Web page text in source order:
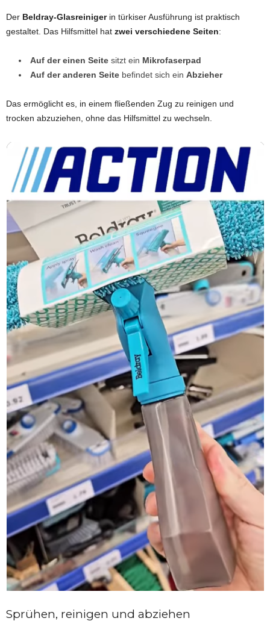
Der Beldray-Glasreinigerin türkiser Ausführung ist praktisch
gestaltet. Das Hilfsmittel hat zwei verschiedene Seiten:
Auf der einen Seite sitzt ein Mikrofaserpad
Auf der anderen Seite befindet sich ein Abzieher
Das ermöglicht es, in einem fließenden Zug zu reinigen und
trocken abzuziehen, ohne das Hilfsmittel zu wechseln.
Sprühen, reinigen und abziehen